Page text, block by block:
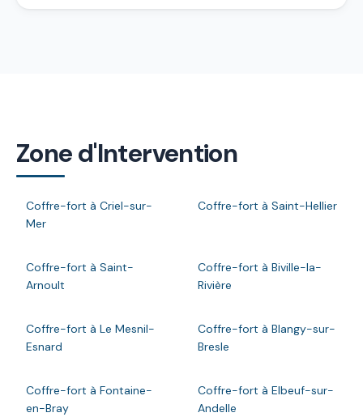
Zone d'Intervention
Coffre-fort à Criel-sur-
Mer
Coffre-fort à Saint-Hellier
Coffre-fort à Saint-
Arnoult
Coffre-fort à Biville-la-
Rivière
Coffre-fort à Le Mesnil-
Esnard
Coffre-fort à Blangy-sur-
Bresle
Coffre-fort à Fontaine-
en-Bray
Coffre-fort à Elbeuf-sur-
Andelle